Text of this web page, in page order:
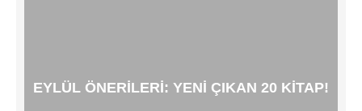
EYLÜL ÖNERILERI: YENI ÇIKAN 20 KITAP!